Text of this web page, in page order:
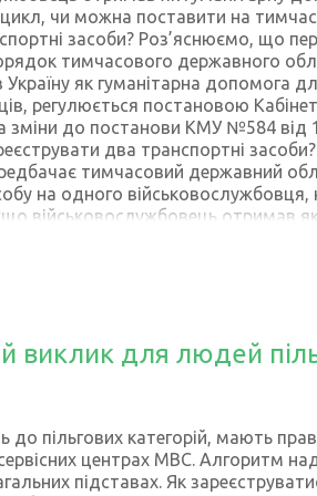
Президенту України, Верховній Раді
які підтримали його
вдячність Ігорю Клименку, який
справ з 2023 року. «Дякую
на чолі Міністерства
для держави час. Я добре знаю
відповідальність роботи
але Міністерство
всі поставлені державою
очільник МВС запевнив, що
чи можна поставити на
засоби? Роз’яснюємо, що
тимчасового державного
Україну як гуманітарна допомога
регулюється постановою
зміни до постанови КМУ №584 від
два транспортні
тимчасовий державний
на одного військовослужбовця,
військовослужбовець отримав
до будь-якого зручного
в сервісному центрі МВС за
про реєстрацію місця проживання
документ, що посвідчує
військової служби
акт приймання-передачі
(згідно з додатком до
виклик для людей
до пільгових категорій, мають
центрах МВС. Алгоритм
підставах. Як